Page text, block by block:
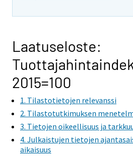
Laatuseloste:
2015=100
1. Tilastotietojen relevanssi
2. Tilastotutkimuksen
3. Tietojen oikeellisuus ja
4. Julkaistujen tietojen
aikaisuus